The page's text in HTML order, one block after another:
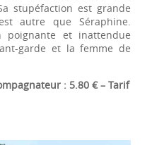
stupéfaction est grande
autre que Séraphine.
poignante et inattendue
garde et la femme de
: 5.80 € – Tarif